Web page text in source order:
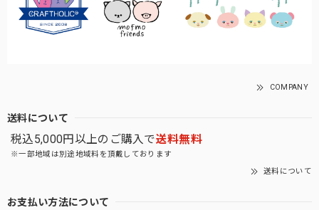
COMPANY
送料について
税込5,000円以上のご購入で送料無料
※一部地域は別途地域料を頂戴しております
送料について
お支払い方法について